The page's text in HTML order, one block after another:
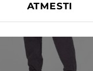
ATMESTI